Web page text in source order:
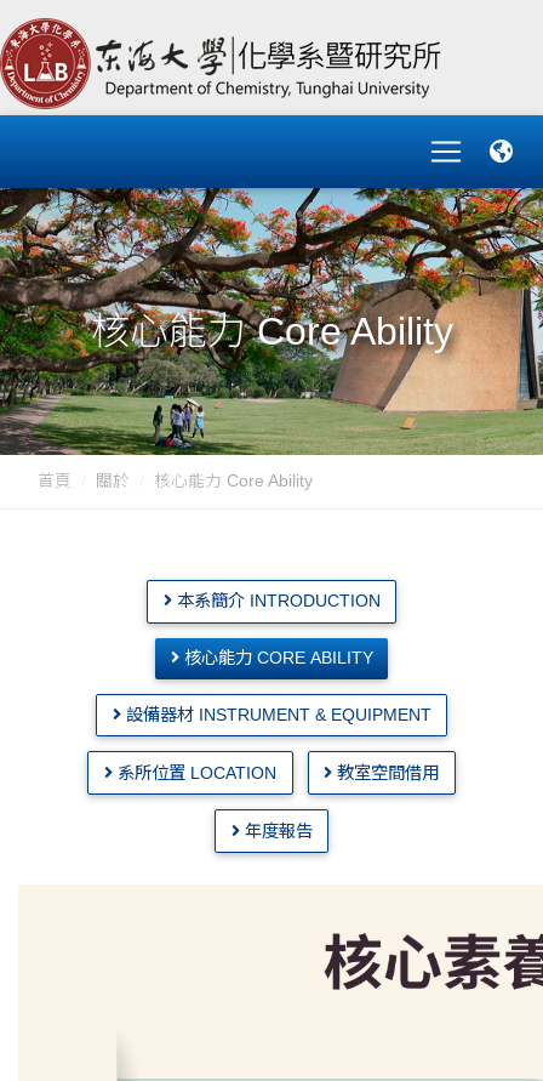
核心能力 Core Ability
首頁 關於 核心能力 Core Ability
本系簡介 INTRODUCTION
核心能力 CORE ABILITY
設備器材 INSTRUMENT & EQUIPMENT
系所位置 LOCATION 教室空間借用
年度報告